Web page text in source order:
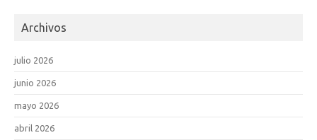
Archivos
julio 2026
junio 2026
mayo 2026
abril 2026